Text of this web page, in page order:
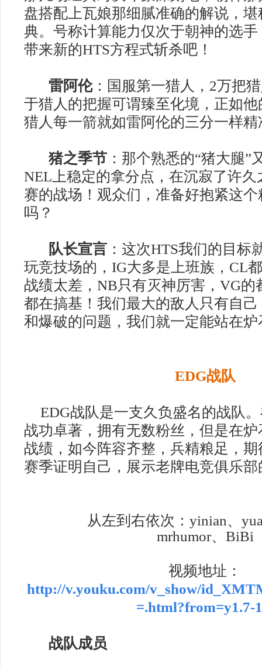
盘搭配上瓦娘那细腻准确的解说，
典。号称计算能力仅次于朝神的选
带来新的HTS方程式斩杀吧！
雷阿伦：国服第一猎人， 2万把
于猎人的把握可谓臻至化境，正如他
猎人每一箭就如雷阿伦的三分一样精
猪之季节 ：那个熟悉的“猪大腿”
NEL 上稳定的拿分点，在沉寂了许
赛的战场！观众们，准备好抱紧这
吗？
队长宣言 ：这次HTS我们的目标
玩竞技场的， IG大多是上班族， CL
战绩太差， NB只有灭神厉害， VG的
都在搞基！我们最大的敌人只有自
和爆破的问题，我们就一定能站在炉
EDG战队
EDG战队是一支久负盛名的战队
战功卓著，拥有无数粉丝，但是在
战绩，如今阵容齐整，兵精粮足，
赛季证明自己，展示老牌电竞俱乐
从左到右依次：yinian、
mrhumor、 BiBi
视频地址：
http://v.youku.com/v_show/
=.html?from=y1.7-
战队成员